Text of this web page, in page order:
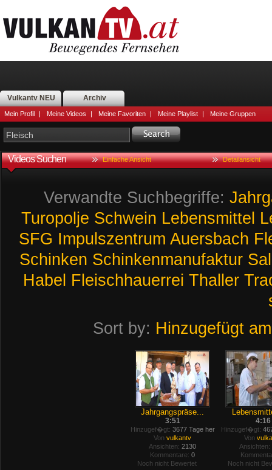
Vulkantv NEU Archiv
Mein Profil | Meine Videos | Meine Favoriten | Meine Playlist | Meine Gruppen
Videos Suchen Einfache Ansicht Detailansicht
Verwandte Suchbegriffe:
Turopolje Schwein Lebensmittel
SFG Impulszentrum Auersbach
Schinken Schinkenmanufaktur
Habel Fleischhauerrei Thaller
Sort by: Hinzugefügt am
Jahrgangspräse...
3:51
Hinzugef�gt: 3677 Tage her
Von vulkantv
Ansichten: 2130
Kommentare: 0
Noch nicht Bewertet
4:16
Hinzugef�gt:
Von
Ansichten:
Noch nicht